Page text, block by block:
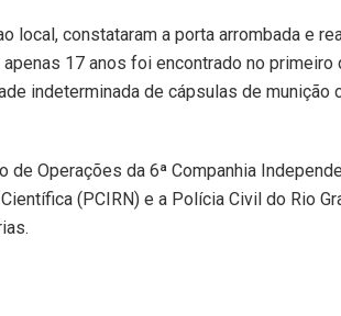
local, constataram a porta arrombada e
17 anos foi encontrado no primeiro
indeterminada de cápsulas de munição
de Operações da 6ª Companhia
(PCIRN) e a Polícia Civil do Rio